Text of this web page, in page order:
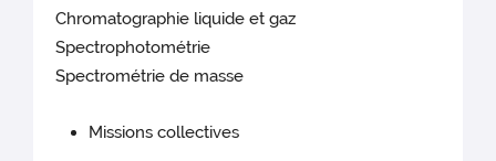
Chromatographie liquide et gaz
Spectrophotométrie
Spectrométrie de masse
Missions collectives